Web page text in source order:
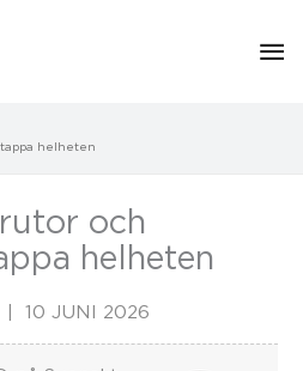
helheten
och
helheten
10 JUNI 2026